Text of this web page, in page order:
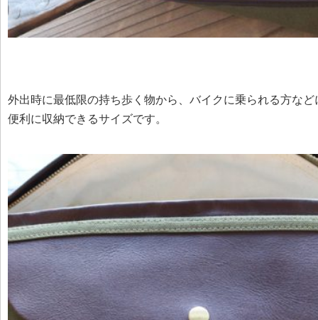
外出時に最低限の持ち歩く物から、バイクに乗られる方など
便利に収納できるサイズです。